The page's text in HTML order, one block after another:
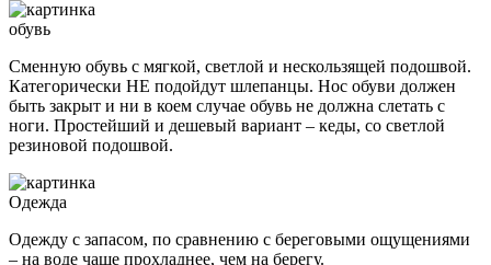
обувь
Сменную обувь с мягкой, светлой и нескользящей подошвой.
Категорически НЕ подойдут шлепанцы. Нос обуви должен
быть закрыт и ни в коем случае обувь не должна слетать с
ноги. Простейший и дешевый вариант – кеды, со светлой
резиновой подошвой.
Одежда
Одежду с запасом, по сравнению с береговыми ощущениями
– на воде чаще прохладнее, чем на берегу.